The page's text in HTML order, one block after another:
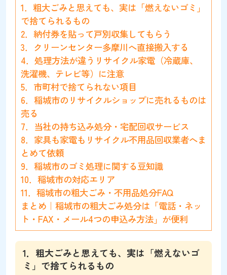
1．粗大ごみと思えても、実は「燃えないゴミ」
で捨てられるもの
2．納付券を貼って戸別収集してもらう
3．クリーンセンター多摩川へ直接搬入する
4．処理方法が違うリサイクル家電（冷蔵庫、
洗濯機、テレビ等）に注意
5．市町村で捨てられない項目
6．稲城市のリサイクルショップに売れるものは
売る
7．当社の持ち込み処分・宅配回収サービス
8．家具も家電もリサイクル不用品回収業者へま
とめて依頼
9．稲城市のゴミ処理に関する豆知識
10．稲城市の対応エリア
11．稲城市の粗大ごみ・不用品処分FAQ
まとめ｜稲城市の粗大ごみ処分は「電話・ネッ
ト・FAX・メール4つの申込み方法」が便利
1．粗大ごみと思えても、実は「燃えないゴ
ミ」で捨てられるもの